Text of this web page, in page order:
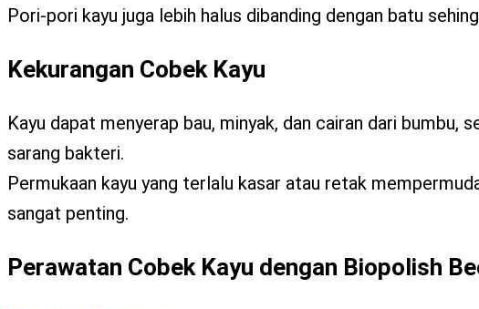
Pori-pori kayu juga lebih halus dibanding dengan batu
Kekurangan Cobek Kayu
Kayu dapat menyerap bau, minyak, dan cairan dari bumbu,
sarang bakteri.
Permukaan kayu yang terlalu kasar atau retak
sangat penting.
Perawatan Cobek Kayu dengan Biopolish